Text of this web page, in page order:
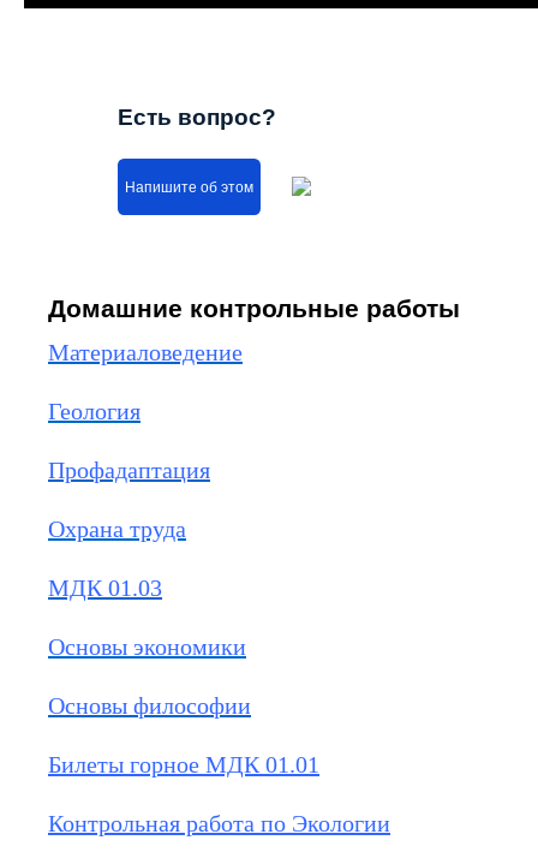
Есть вопрос?
Напишите об этом
Домашние контрольные работы
Материаловедение
Геология
Профадаптация
Охрана труда
МДК 01.03
Основы экономики
Основы философии
Билеты горное МДК 01.01
Контрольная работа по Экологии